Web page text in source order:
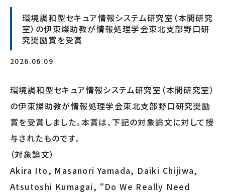
環境調和型セキュア情報システム研究室（本間研究
室）の伊東燦助教が情報処理学会東北支部野口研
究奨励賞を受賞
2026.06.09
環境調和型セキュア情報システム研究室（本間研究室）
の伊東燦助教が情報処理学会東北支部野口研究奨励
賞を受賞しました。本賞は、下記の対象論文に対して授
与されたものです。
（対象論文）
Akira Ito, Masanori Yamada, Daiki Chijiwa,
Atsutoshi Kumagai, “Do We Really Need